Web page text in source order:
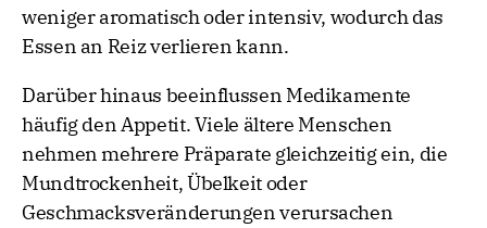
weniger aromatisch oder intensiv, wodurch das
Essen an Reiz verlieren kann.
Darüber hinaus beeinflussen Medikamente
häufig den Appetit. Viele ältere Menschen
nehmen mehrere Präparate gleichzeitig ein, die
Mundtrockenheit, Übelkeit oder
Geschmacksveränderungen verursachen